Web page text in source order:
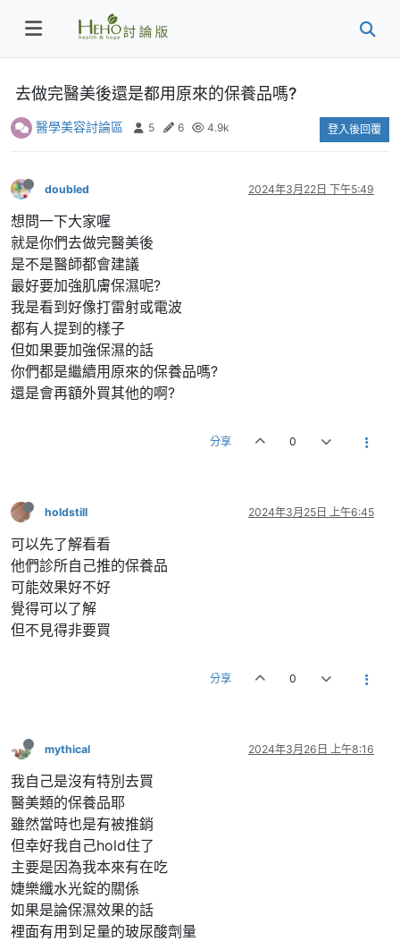
去做完醫美後還是都用原來的保養品嗎?
醫學美容討論區 5 6 4.9k 登入後回覆
doubled 2024年3月22日 下午5:49
想問一下大家喔
就是你們去做完醫美後
是不是醫師都會建議
最好要加強肌膚保濕呢?
我是看到好像打雷射或電波
都有人提到的樣子
但如果要加強保濕的話
你們都是繼續用原來的保養品嗎?
還是會再額外買其他的啊?
分享 0
holdstill 2024年3月25日 上午6:45
可以先了解看看
他們診所自己推的保養品
可能效果好不好
覺得可以了解
但不見得非要買
分享 0
mythical 2024年3月26日 上午8:16
我自己是沒有特別去買
醫美類的保養品耶
雖然當時也是有被推銷
但幸好我自己hold住了
主要是因為我本來有在吃
婕樂纖水光錠的關係
如果是論保濕效果的話
裡面有用到足量的玻尿酸劑量